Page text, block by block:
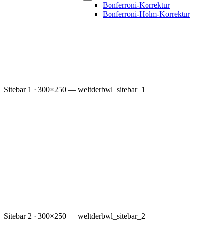
Bonferroni-Korrektur
Bonferroni-Holm-Korrektur
Sitebar 1 · 300×250 — weltderbwl_sitebar_1
Sitebar 2 · 300×250 — weltderbwl_sitebar_2